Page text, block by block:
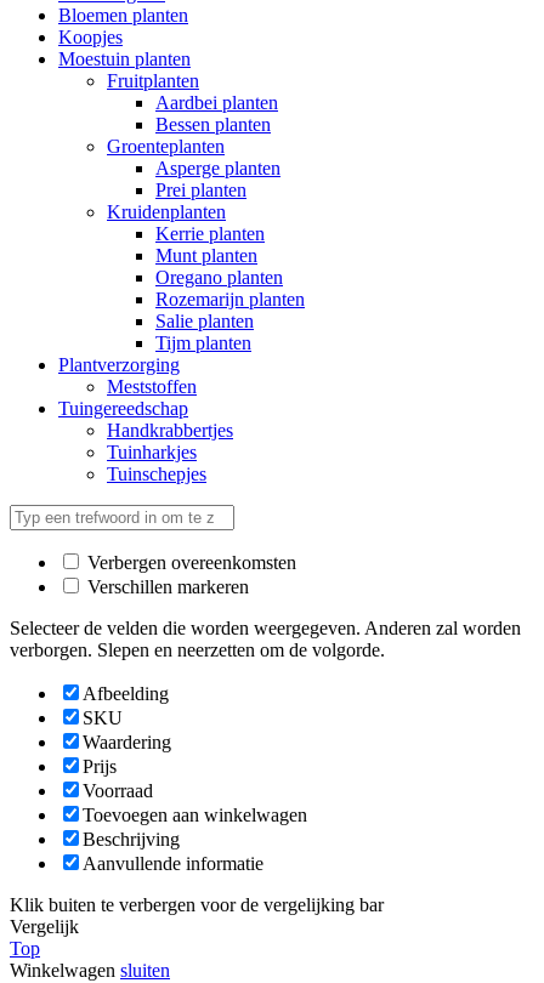
Bloemen planten
Koopjes
Moestuin planten
Fruitplanten
Aardbei planten
Bessen planten
Groenteplanten
Asperge planten
Prei planten
Kruidenplanten
Kerrie planten
Munt planten
Oregano planten
Rozemarijn planten
Salie planten
Tijm planten
Plantverzorging
Meststoffen
Tuingereedschap
Handkrabbertjes
Tuinharkjes
Tuinschepjes
Verbergen overeenkomsten
Verschillen markeren
Selecteer de velden die worden weergegeven. Anderen zal worden
verborgen. Slepen en neerzetten om de volgorde.
Afbeelding
SKU
Waardering
Prijs
Voorraad
Toevoegen aan winkelwagen
Beschrijving
Aanvullende informatie
Klik buiten te verbergen voor de vergelijking bar
Vergelijk
Top
Winkelwagen sluiten